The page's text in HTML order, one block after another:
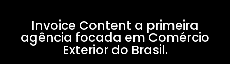
Invoice Content a primeira
agência focada em Comércio
Exterior do Brasil.